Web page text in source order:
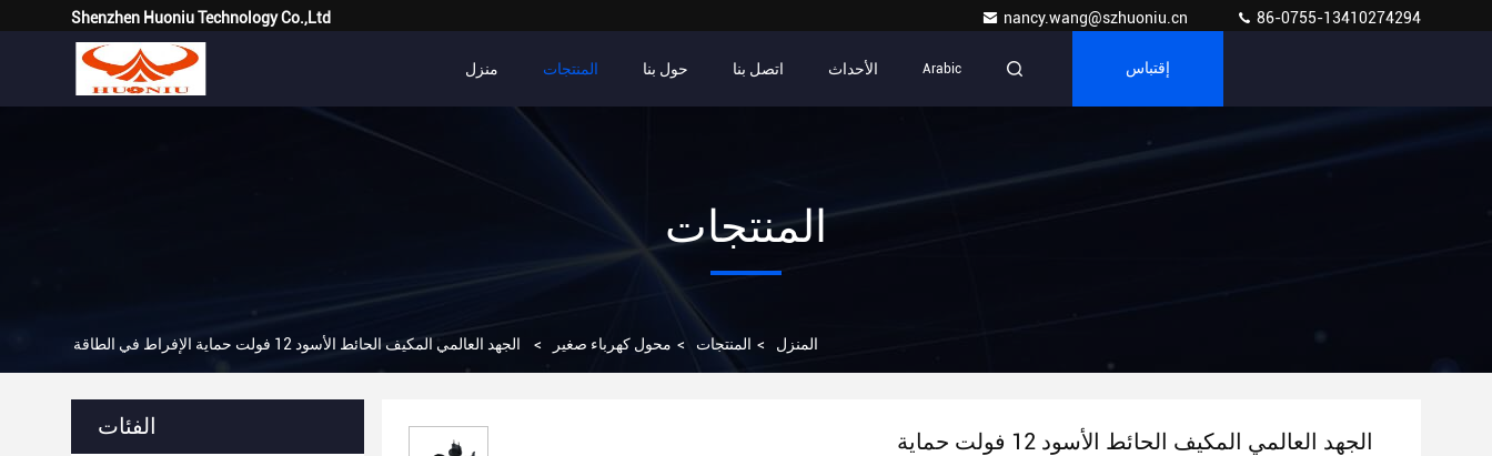
Shenzhen Huoniu Technology Co.,Ltd nancy.wang@szhuoniu.cn 86-0755-13410274294
منزل المنتجات حول بنا اتصل بنا الأحداث Arabic إقتباس
المنتجات
المنزل > المنتجات > محول كهرباء صغير > الجهد العالمي المكيف الحائط الأسود 12 فولت حماية الإفراط في الطاقة
الفئات
الجهد العالمي المكيف الحائط الأسود 12 فولت حماية